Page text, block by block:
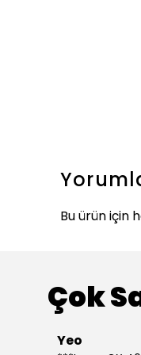
Bu ürün için
Çok
Yeo